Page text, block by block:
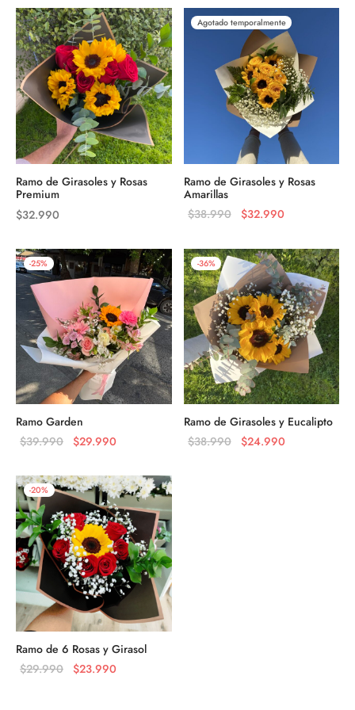
era:
$29.990.
$24.990.
Ramo de Girasoles y Rosas
Premium
$32.990
Agotado temporalmente
Ramo de Girasoles y Rosas
Amarillas
$38.990
El precio
era:
$38.990.
$32.990
$32.990.
-25%
Ramo Garden
$39.990
El precio
era:
$39.990.
$29.990
$29.990.
-36%
Ramo de Girasoles y Eucalipto
$38.990
El precio
$24.990
-20%
Ramo de 6 Rosas y Girasol
$29.990
El precio
$23.990